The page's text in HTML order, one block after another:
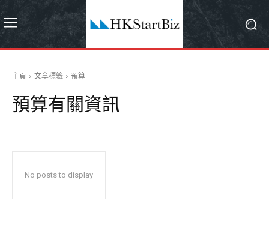
主頁 文章標籤 預算
預算有關資訊
No posts to display